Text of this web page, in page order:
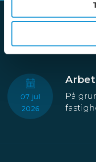
Aktuellt
07 jul
2026
På
enligt